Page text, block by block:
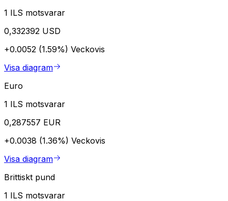
1 ILS motsvarar
0,332392 USD
+0.0052 (1.59%) Veckovis
Visa diagram
Euro
1 ILS motsvarar
0,287557 EUR
+0.0038 (1.36%) Veckovis
Visa diagram
Brittiskt pund
1 ILS motsvarar